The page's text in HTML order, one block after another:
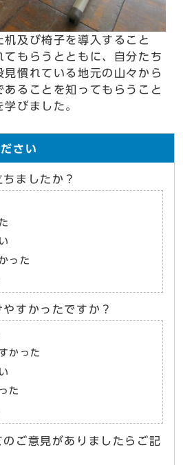
机及び椅子を導入すること
てもらうとともに、自分たち
見慣れている地元の山々から
ることを知ってもらうこと
びました。
さい
ましたか？
った
すかったですか？
かった
た
ご意見がありましたらご記